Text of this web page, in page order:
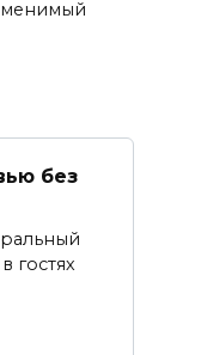
без
гостях